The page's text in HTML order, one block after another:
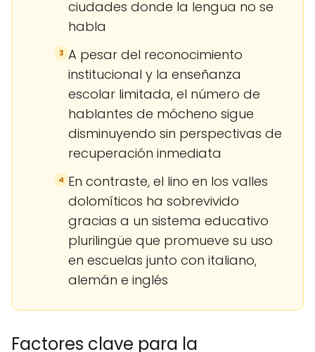
ciudades donde la lengua no se
habla
3 A pesar del reconocimiento
institucional y la enseñanza
escolar limitada, el número de
hablantes de mócheno sigue
disminuyendo sin perspectivas de
recuperación inmediata
4 En contraste, el lino en los valles
dolomíticos ha sobrevivido
gracias a un sistema educativo
plurilingüe que promueve su uso
en escuelas junto con italiano,
alemán e inglés
Factores clave para la